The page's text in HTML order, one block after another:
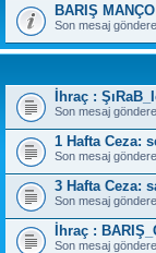
BARIŞ
Son mesaj
İhraç :
Son mesaj
1 Hafta Ceza:
Son mesaj
3 Hafta Ceza:
Son mesaj
İhraç :
Son mesaj